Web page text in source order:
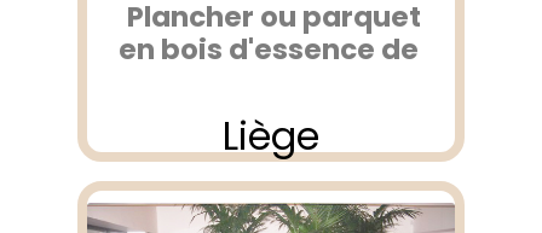
Plancher ou parquet
en bois d'essence de
Liège